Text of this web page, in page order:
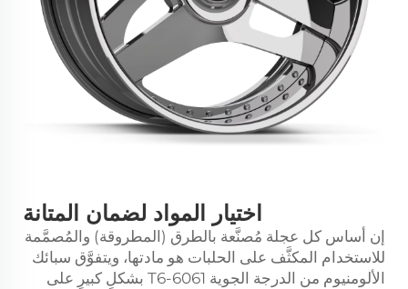
اختيار المواد لضمان المتانة
إن أساس كل عجلة مُصنَّعة بالطرق (المطروقة) والمُصمَّمة
للاستخدام المكثَّف على الحلبات هو مادتها، ويتفوَّق سبائك
الألومنيوم من الدرجة الجوية 6061-T6 بشكلٍ كبيرٍ على